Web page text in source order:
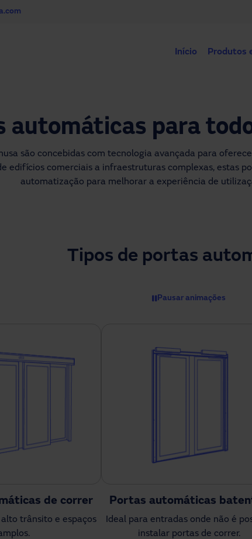
Início Produtos
automáticas para
são concebidas com tecnologia avançada para
edifícios comerciais a infraestruturas complexas, estas
automatização para melhorar a experiência de
Tipos de portas
Pausar animações
de correr
alto trânsito e espaços
Portas automáticas
Ideal para entradas onde não é
instalar portas de correr.